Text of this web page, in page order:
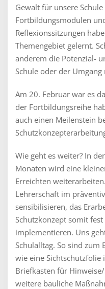
Gewalt für unsere
Fortbildungsmodulen
Reflexionssitzungen
Themengebiet gelernt.
anderem die Potenzial-
Schule oder der
Am 20. Februar war es
der Fortbildungsreihe
auch einen Meilenstein
Wie geht es weiter? In
Monaten wird eine
Erreichten
Lehrerschaft im
sensibilisieren, das
Schutzkonzept somit
implementieren. Uns
Schulalltag. So sind zum
wie eine Sichtschutzfolie
Briefkasten für
weitere bauliche